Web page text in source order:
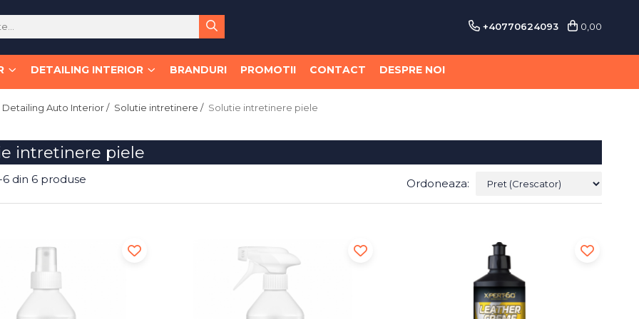
+40770624093 0,00
DETAILING INTERIOR BRANDURI PROMOTII CONTACT DESPRE NOI
Detailing Auto Interior / Solutie intretinere / Solutie intretinere piele
intretinere piele
6din 6 produse Ordoneaza: